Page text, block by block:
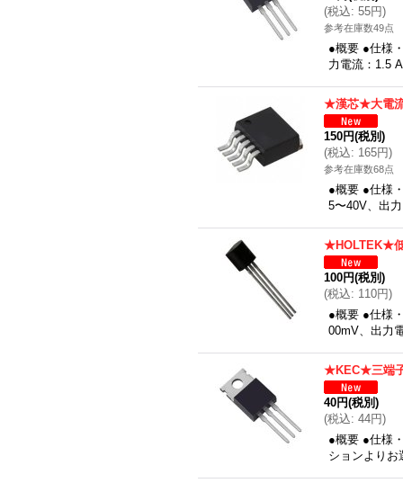
(税込: 55円)
参考在庫数49点
●概要 ●仕様
力電流：1.5
★漢芯★大電流
150円(税別)
(税込: 165円)
参考在庫数68点
●概要 ●仕様
5〜40V、出
★HOLTEK★低
100円(税別)
(税込: 110円)
●概要 ●仕様
00mV、出力
★KEC★三端
40円(税別)
(税込: 44円)
●概要 ●仕様
ションより